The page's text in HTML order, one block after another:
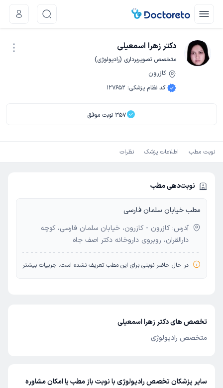
دکتر زهرا اسمعیلی
متخصص تصویربرداری (رادیولوژی)
کازرون
کد نظام پزشکی:
127652
357 نوبت موفق
نوبت مطب اطلاعات پزشک نظرات
نوبت‌دهی مطب
مطب خیابان سلمان فارسی
آدرس: کازرون - کازرون، خیابان سلمان فارسی، کوچه
دارالقران، روبروی داروخانه دکتر اصف جاه
در حال حاضر نوبتی برای این مطب تعریف نشده است. جزییات بیشتر
تخصص های دکتر زهرا اسمعیلی
متخصص رادیولوژی
سایر پزشکان تخصص رادیولوژی با نوبت باز مطب یا امکان مشاوره